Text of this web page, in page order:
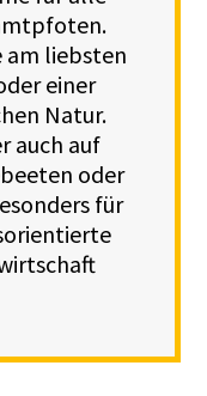
am liebsten
einer
Natur.
auch auf
oder
für